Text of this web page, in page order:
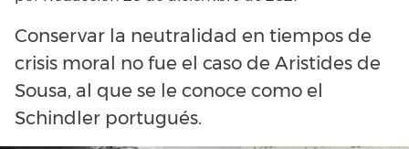
Conservar la neutralidad en tiempos de
crisis moral no fue el caso de Aristides de
Sousa, al que se le conoce como el
Schindler portugués.